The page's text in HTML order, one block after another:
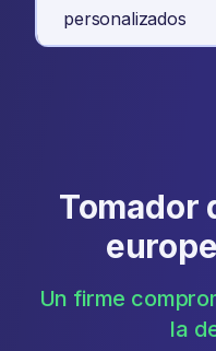
personalizados
Tomador
Un firme
la